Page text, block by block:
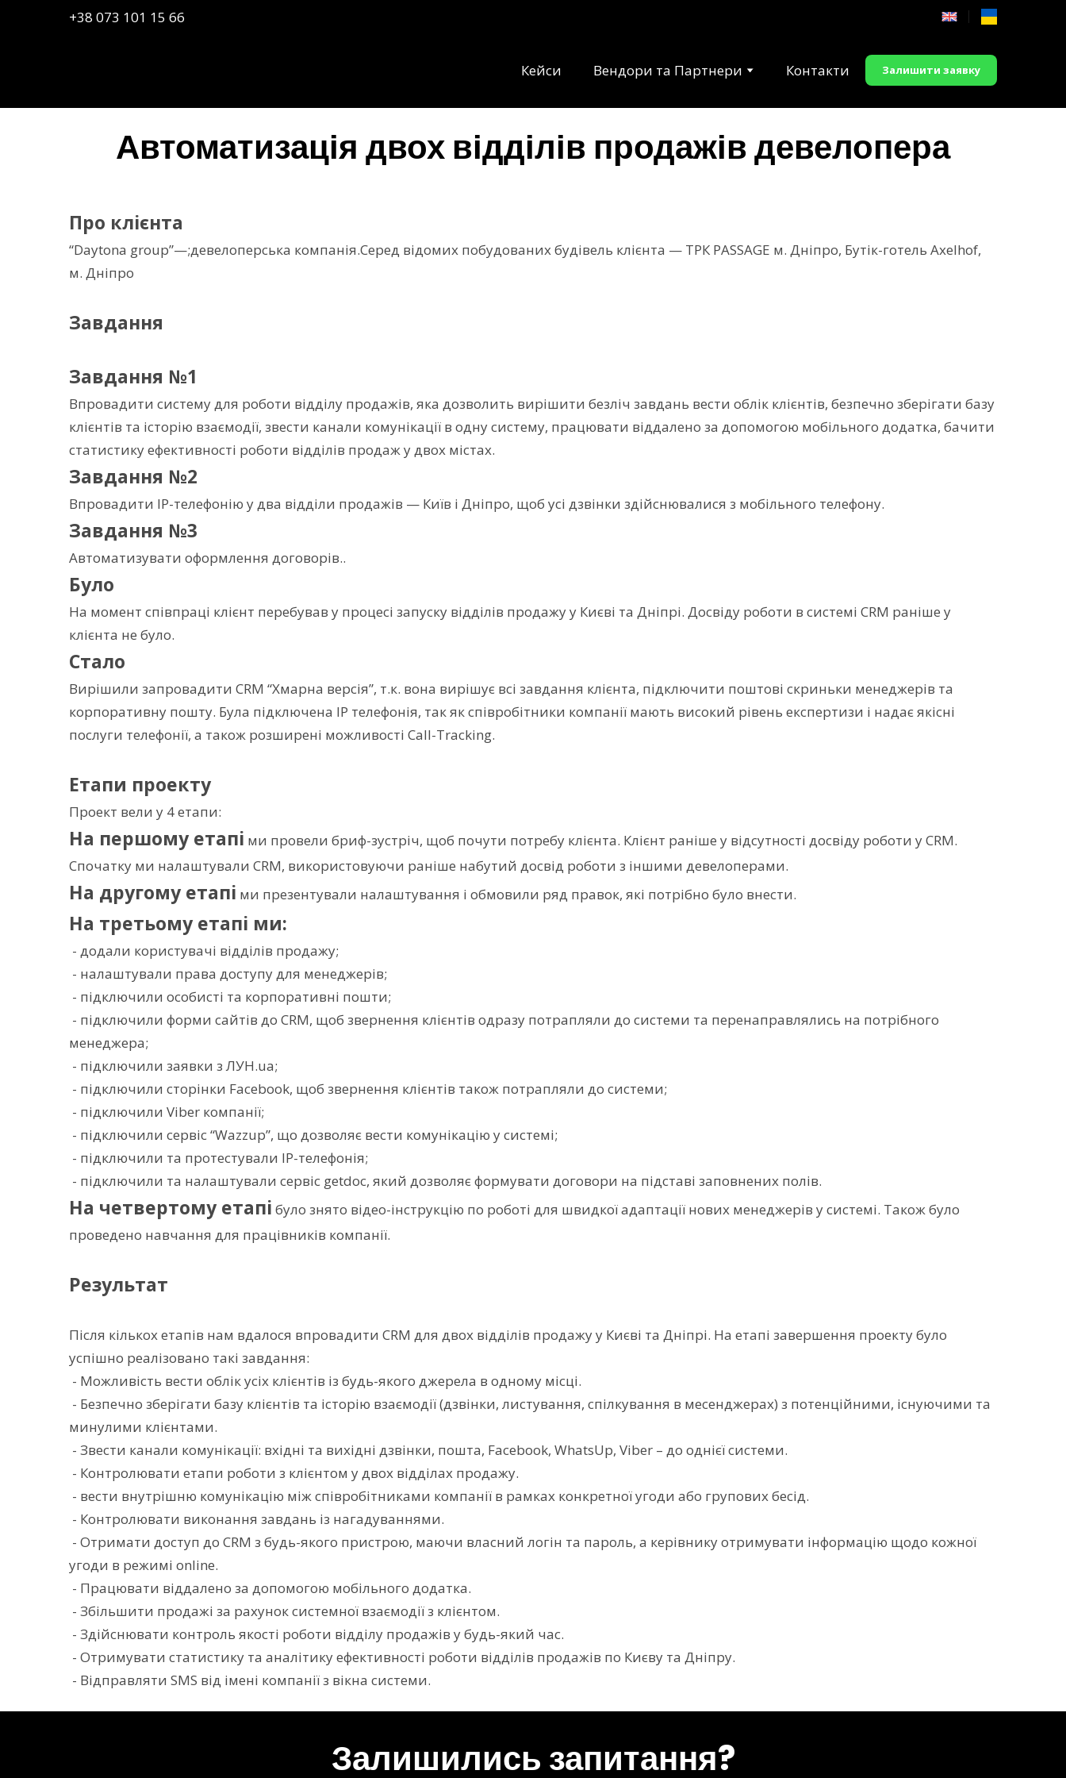
+38 073 101 15 66
Кейси Вендори та Партнери Контакти Залишити заявку
Автоматизація двох відділів продажів девелопера
Про клієнта
“Daytona group”—;девелоперська компанія.Серед відомих побудованих будівель клієнта — ТРК PASSAGE м. Дніпро, Бутік-готель Axelhof,
м. Дніпро
Завдання
Завдання №1
Впровадити систему для роботи відділу продажів, яка дозволить вирішити безліч завдань вести облік клієнтів, безпечно зберігати базу
клієнтів та історію взаємодії, звести канали комунікації в одну систему, працювати віддалено за допомогою мобільного додатка, бачити
статистику ефективності роботи відділів продаж у двох містах.
Завдання №2
Впровадити IP-телефонію у два відділи продажів — Київ і Дніпро, щоб усі дзвінки здійснювалися з мобільного телефону.
Завдання №3
Автоматизувати оформлення договорів..
Було
На момент співпраці клієнт перебував у процесі запуску відділів продажу у Києві та Дніпрі. Досвіду роботи в системі CRM раніше у
клієнта не було.
Стало
Вирішили запровадити CRM “Хмарна версія”, т.к. вона вирішує всі завдання клієнта, підключити поштові скриньки менеджерів та
корпоративну пошту. Була підключена IP телефонія, так як співробітники компанії мають високий рівень експертизи і надає якісні
послуги телефонії, а також розширені можливості Call-Tracking.
Етапи проекту
Проект вели у 4 етапи:
На першому етапі ми провели бриф-зустріч, щоб почути потребу клієнта. Клієнт раніше у відсутності досвіду роботи у СRМ.
Спочатку ми налаштували CRM, використовуючи раніше набутий досвід роботи з іншими девелоперами.
На другому етапі ми презентували налаштування і обмовили ряд правок, які потрібно було внести.
На третьому етапі ми:
- додали користувачі відділів продажу;
- налаштували права доступу для менеджерів;
- підключили особисті та корпоративні пошти;
- підключили форми сайтів до CRM, щоб звернення клієнтів одразу потрапляли до системи та перенаправлялись на потрібного
менеджера;
- підключили заявки з ЛУН.ua;
- підключили сторінки Facebook, щоб звернення клієнтів також потрапляли до системи;
- підключили Viber компанії;
- підключили сервіс “Wazzup”, що дозволяє вести комунікацію у системі;
- підключили та протестували IP-телефонія;
- підключили та налаштували сервіс getdoc, який дозволяє формувати договори на підставі заповнених полів.
На четвертому етапі було знято відео-інструкцію по роботі для швидкої адаптації нових менеджерів у системі. Також було
проведено навчання для працівників компанії.
Результат
Після кількох етапів нам вдалося впровадити CRM для двох відділів продажу у Києві та Дніпрі. На етапі завершення проекту було
успішно реалізовано такі завдання:
- Можливість вести облік усіх клієнтів із будь-якого джерела в одному місці.
- Безпечно зберігати базу клієнтів та історію взаємодії (дзвінки, листування, спілкування в месенджерах) з потенційними, існуючими та
минулими клієнтами.
- Звести канали комунікації: вхідні та вихідні дзвінки, пошта, Facebook, WhatsUp, Viber – до однієї системи.
- Контролювати етапи роботи з клієнтом у двох відділах продажу.
- вести внутрішню комунікацію між співробітниками компанії в рамках конкретної угоди або групових бесід.
- Контролювати виконання завдань із нагадуваннями.
- Отримати доступ до СRM з будь-якого пристрою, маючи власний логін та пароль, а керівнику отримувати інформацію щодо кожної
угоди в режимі online.
- Працювати віддалено за допомогою мобільного додатка.
- Збільшити продажі за рахунок системної взаємодії з клієнтом.
- Здійснювати контроль якості роботи відділу продажів у будь-який час.
- Отримувати статистику та аналітику ефективності роботи відділів продажів по Києву та Дніпру.
- Відправляти SMS від імені компанії з вікна системи.
Залишились запитання?